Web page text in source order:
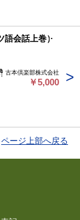
語会話上巻）
古本倶楽部株式会社
￥5,000
ページ上部へ戻る